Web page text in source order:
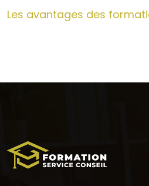
Les avantages des